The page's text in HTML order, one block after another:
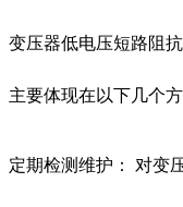
变压器低电压短路阻
主要体现在以下几个方
定期检测维护： 对变